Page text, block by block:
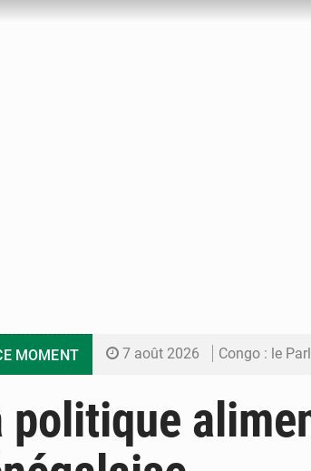
MOMENT 7 août 2026 Congo : le
7 août 2026 Congo : la
politique